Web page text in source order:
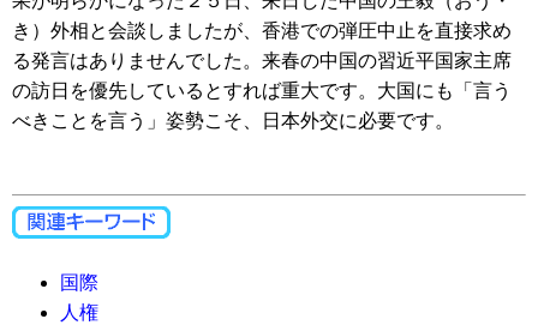
き）外相と会談しましたが、香港での弾圧中止を直接求め
る発言はありませんでした。来春の中国の習近平国家主席
の訪日を優先しているとすれば重大です。大国にも「言う
べきことを言う」姿勢こそ、日本外交に必要です。
国際
人権